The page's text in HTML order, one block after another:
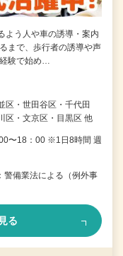
よう人や車の誘導・案内
まで、歩行者の誘導や声
験で始め…
区・世田谷区・千代田
区・文京区・目黒区 他
〜18：00 ※1日8時間 週
備業法による（例外事
る